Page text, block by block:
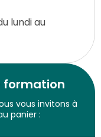
lundi au
formation
vous invitons à
panier :